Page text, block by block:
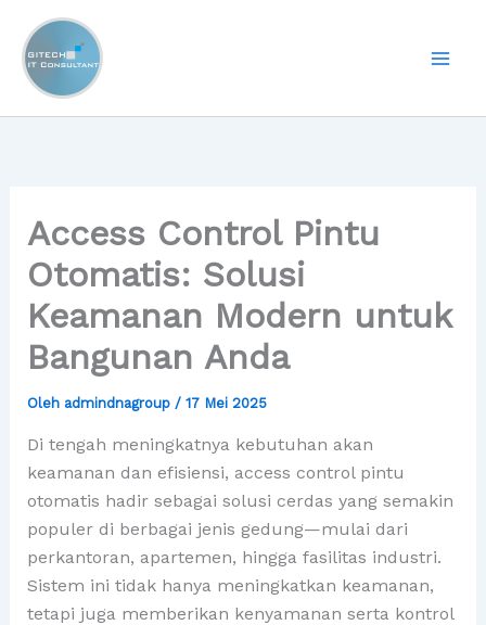
konten
Access Control Pintu
Otomatis: Solusi
Keamanan Modern untuk
Bangunan Anda
Oleh admindnagroup / 17 Mei 2025
Di tengah meningkatnya kebutuhan akan
keamanan dan efisiensi, access control pintu
otomatis hadir sebagai solusi cerdas yang semakin
populer di berbagai jenis gedung—mulai dari
perkantoran, apartemen, hingga fasilitas industri.
Sistem ini tidak hanya meningkatkan keamanan,
tetapi juga memberikan kenyamanan serta kontrol